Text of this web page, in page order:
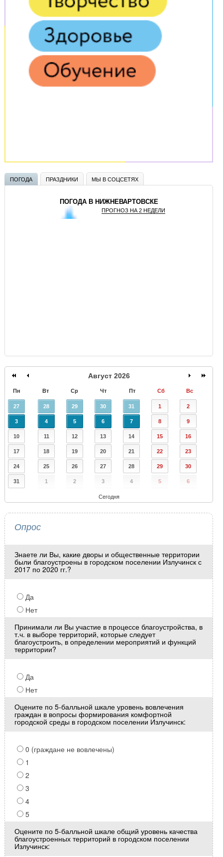
ПОГОДА ПРАЗДНИКИ МЫ В СОЦСЕТЯХ
ПОГОДА В НИЖНЕВАРТОВСКЕ
ПРОГНОЗ НА 2 НЕДЕЛИ
Август 2026
Пн Вт Ср Чт Пт Сб Вс
27 28 29 30 31 1 2
3 4 5 6 7 8 9
10 11 12 13 14 15 16
17 18 19 20 21 22 23
24 25 26 27 28 29 30
31 1 2 3 4 5 6
Сегодня
Опрос
Знаете ли Вы, какие дворы и общественные территории
были благоустроены в городском поселении Излучинск с
2017 по 2020 гг.?
Да
Нет
Принимали ли Вы участие в процессе благоустройства, в
т.ч. в выборе территорий, которые следует
благоустроить, в определении мероприятий и функций
территории?
Да
Нет
Оцените по 5-балльной шкале уровень вовлечения
граждан в вопросы формирования комфортной
городской среды в городском поселении Излучинск:
0 (граждане не вовлечены)
1
2
3
4
5
Оцените по 5-балльной шкале общий уровень качества
благоустроенных территорий в городском поселении
Излучинск: